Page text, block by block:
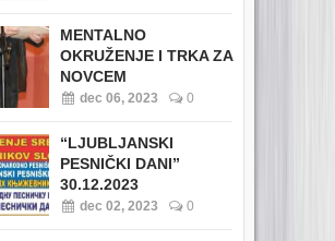
MENTALNO
OKRUŽENJE I TRKA ZA
NOVCEM
dec 06, 2023 0
“LJUBLJANSKI
PESNIČKI DANI”
30.12.2023
dec 02, 2023 0